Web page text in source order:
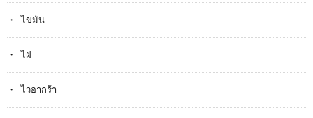
ไขมัน
ไฝ
ไวอากร้า